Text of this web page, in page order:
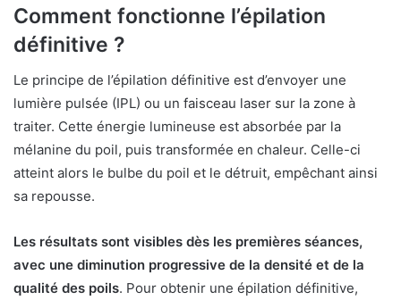
Comment fonctionne l’épilation
définitive ?
Le principe de l’épilation définitive est d’envoyer une
lumière pulsée (IPL) ou un faisceau laser sur la zone à
traiter. Cette énergie lumineuse est absorbée par la
mélanine du poil, puis transformée en chaleur. Celle-ci
atteint alors le bulbe du poil et le détruit, empêchant ainsi
sa repousse.
Les résultats sont visibles dès les premières séances,
avec une diminution progressive de la densité et de la
qualité des poils. Pour obtenir une épilation définitive,